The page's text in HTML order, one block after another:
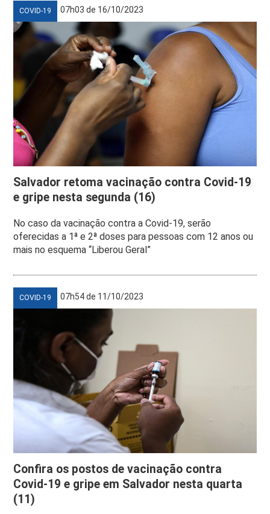
COVID-19 07h03 de 16/10/2023
Salvador retoma vacinação contra Covid-19
e gripe nesta segunda (16)
No caso da vacinação contra a Covid-19, serão
oferecidas a 1ª e 2ª doses para pessoas com 12 anos ou
mais no esquema “Liberou Geral”
COVID-19 07h54 de 11/10/2023
Confira os postos de vacinação contra
Covid-19 e gripe em Salvador nesta quarta
(11)